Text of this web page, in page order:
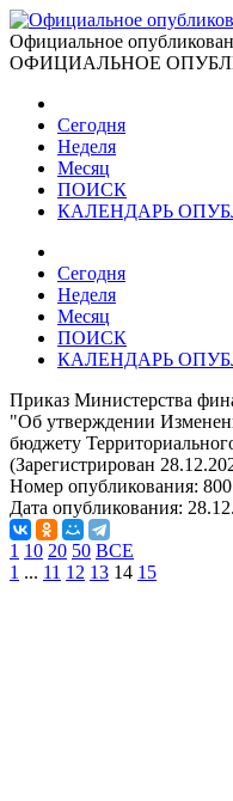
Официальное
ОФИЦИАЛЬНОЕ
Сегодня
Неделя
Месяц
ПОИСК
КАЛЕНДАРЬ
Сегодня
Неделя
Месяц
ПОИСК
КАЛЕНДАРЬ
Приказ Министерства
"Об утверждении
бюджету
(Зарегистрирован
Номер опубликования:
Дата опубликования:
1 10 20 50 ВСЕ
1 ... 11 12 13 14 15